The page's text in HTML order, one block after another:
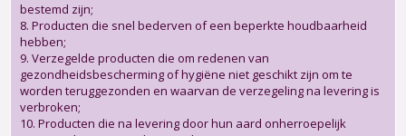
bestemd zijn;
8. Producten die snel bederven of een beperkte houdbaarheid
hebben;
9. Verzegelde producten die om redenen van
gezondheidsbescherming of hygiëne niet geschikt zijn om te
worden teruggezonden en waarvan de verzegeling na levering is
verbroken;
10. Producten die na levering door hun aard onherroepelijk